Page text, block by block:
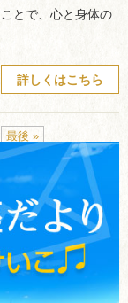
とで、心と身体の
詳しくはこちら
最後 »